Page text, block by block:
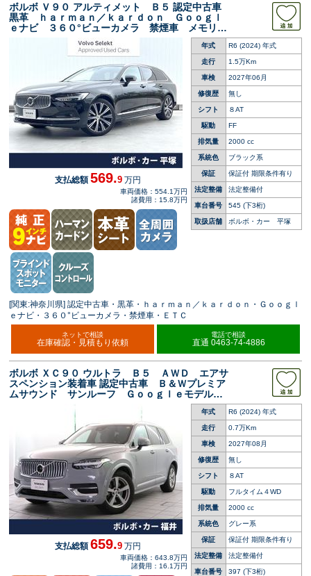
ボルボ Ｖ９０ アルティメット Ｂ５ 認定中古車
黒革 ｈａｒｍａｎ／ｋａｒｄｏｎ Ｇｏｏｇｌ
ｅナビ ３６０°ビューカメラ 禁煙車 メモリー
機能付きパワーシート Ｂｌｕｅｔｏｏｔｈ パ
ワーテールゲート ルーフレール シートヒータ
年式 R6 (2024) 年式
走行 1.5万Km
車検 2027年06月
修復歴 無し
シフト ８AT
駆動 FF
排気量 2000 cc
系統色 ブラック系
保証 保証付 期限条件有り
法定整備 法定整備付
車台番号 545 (下3桁)
取扱店舗 ボルボ・カー 平塚
支払総額569.9 万円
車両価格：554.1万円
諸費用：15.8万円
[関東:神奈川県] 認定中古車・黒革・ｈａｒｍａｎ／ｋａｒｄｏｎ・Ｇｏｏｇｌ
ｅナビ・３６０°ビューカメラ・禁煙車・ＥＴＣ
ネットで相談
在庫確認・見積もり依頼
電話で相談
直通 0463-74-4886
ボルボ ＸＣ９０ ウルトラ Ｂ５ ＡＷＤ エアサ
スペンション装着車 認定中古車 Ｂ＆Ｗプレミア
ムサウンド サンルーフ Ｇｏｏｇｌｅモデル
スレートシート ３６０°ビューカメラ 禁煙車
シートベンチレーション メモリー機能付きパワ
ーシート 純正ナビ ＬＥＤライト
年式 R6 (2024) 年式
走行 0.7万Km
車検 2027年08月
修復歴 無し
シフト ８AT
駆動 フルタイム４WD
排気量 2000 cc
系統色 グレー系
保証 保証付 期限条件有り
法定整備 法定整備付
車台番号 397 (下3桁)
支払総額659.9 万円
車両価格：643.8万円
諸費用：16.1万円